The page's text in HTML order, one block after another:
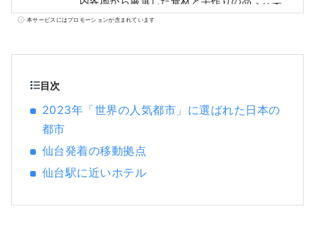
しめる朝食ビュッフェも大好評。 5階のレス
をお待ちしております。
本サービスにはプロモーションが含まれています
目次
2023年「世界の人気都市」に選ばれた日本の
都市
仙台発着の移動拠点
仙台駅に近いホテル